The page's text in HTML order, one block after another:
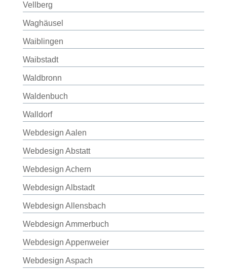
Vellberg
Waghäusel
Waiblingen
Waibstadt
Waldbronn
Waldenbuch
Walldorf
Webdesign Aalen
Webdesign Abstatt
Webdesign Achern
Webdesign Albstadt
Webdesign Allensbach
Webdesign Ammerbuch
Webdesign Appenweier
Webdesign Aspach